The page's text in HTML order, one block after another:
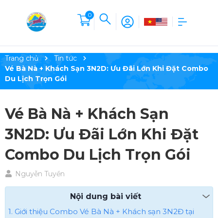
0
Trang chủ
Tin tức
Vé Bà Nà + Khách Sạn 3N2D: Ưu Đãi Lớn Khi Đặt Combo
Du Lịch Trọn Gói
Vé Bà Nà + Khách Sạn
3N2D: Ưu Đãi Lớn Khi Đặt
Combo Du Lịch Trọn Gói
Nguyễn Tuyền
Nội dung bài viết
1. Giới thiệu Combo Vé Bà Nà + Khách sạn 3N2Đ tại